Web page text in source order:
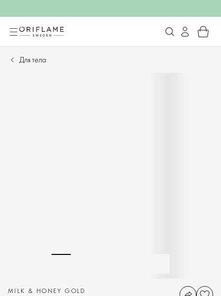
Для тела
MILK & HONEY GOLD